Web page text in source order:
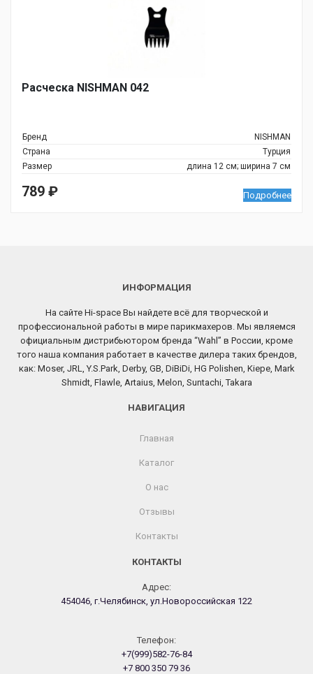
Расческа NISHMAN 042
Бренд
NISHMAN
Страна
Турция
Размер
длина 12 см; ширина 7 см
789 ₽ Подробнее
ИНФОРМАЦИЯ
На сайте Hi-space Вы найдете всё для творческой и
профессиональной работы в мире парикмахеров. Мы являемся
официальным дистрибьютором бренда “Wahl” в России, кроме
того наша компания работает в качестве дилера таких брендов,
как: Moser, JRL, Y.S.Park, Derby, GB, DiBiDi, HG Polishen, Kiepe, Mark
Shmidt, Flawle, Artaius, Melon, Suntachi, Takara
НАВИГАЦИЯ
Главная
Каталог
О нас
Отзывы
Контакты
КОНТАКТЫ
Адрес:
454046, г.Челябинск, ул.Новороссийская 122
Телефон:
+7(999)582-76-84
+7 800 350 79 36